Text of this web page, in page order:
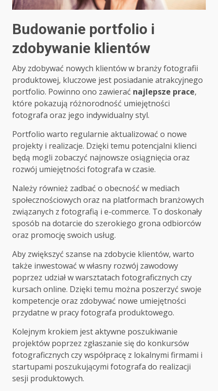
Budowanie portfolio i
zdobywanie klientów
Aby zdobywać nowych klientów w branży fotografii
produktowej, kluczowe jest posiadanie atrakcyjnego
portfolio. Powinno ono zawierać najlepsze prace,
które pokazują różnorodność umiejętności
fotografa oraz jego indywidualny styl.
Portfolio warto regularnie aktualizować o nowe
projekty i realizacje. Dzięki temu potencjalni klienci
będą mogli zobaczyć najnowsze osiągnięcia oraz
rozwój umiejętności fotografa w czasie.
Należy również zadbać o obecność w mediach
społecznościowych oraz na platformach branżowych
związanych z fotografią i e-commerce. To doskonały
sposób na dotarcie do szerokiego grona odbiorców
oraz promocję swoich usług.
Aby zwiększyć szanse na zdobycie klientów, warto
także inwestować w własny rozwój zawodowy
poprzez udział w warsztatach fotograficznych czy
kursach online. Dzięki temu można poszerzyć swoje
kompetencje oraz zdobywać nowe umiejętności
przydatne w pracy fotografa produktowego.
Kolejnym krokiem jest aktywne poszukiwanie
projektów poprzez zgłaszanie się do konkursów
fotograficznych czy współpracę z lokalnymi firmami i
startupami poszukującymi fotografa do realizacji
sesji produktowych.